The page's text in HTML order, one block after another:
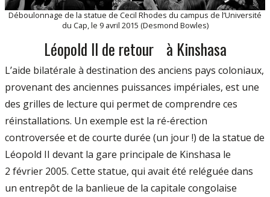
Déboulonnage de la statue de Cecil Rhodes du campus de l’Université
du Cap, le 9 avril 2015 (Desmond Bowles)
Léopold II de retour à Kinshasa
L’aide bilatérale à destination des anciens pays coloniaux,
provenant des anciennes puissances impériales, est une
des grilles de lecture qui permet de comprendre ces
réinstallations. Un exemple est la ré-érection
controversée et de courte durée (un jour !) de la statue de
Léopold II devant la gare principale de Kinshasa le
2 février 2005. Cette statue, qui avait été reléguée dans
un entrepôt de la banlieue de la capitale congolaise